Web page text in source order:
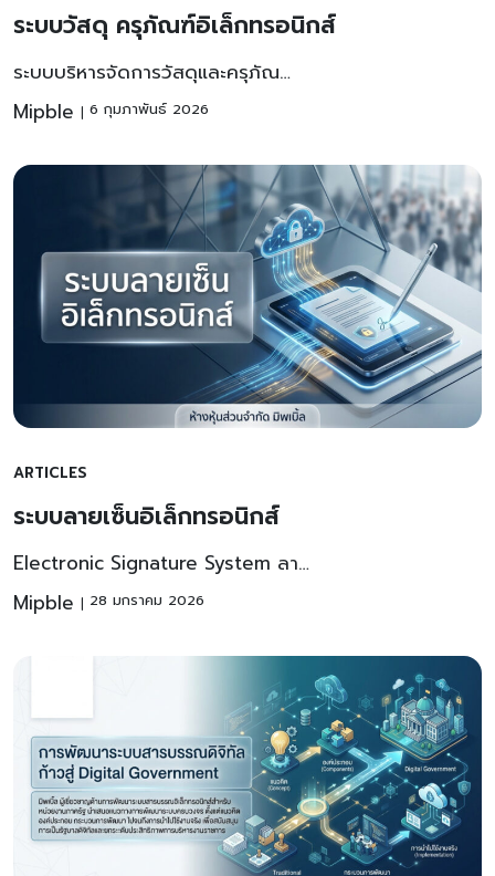
ระบบวัสดุ ครุภัณฑ์อิเล็กทรอนิกส์
ระบบบริหารจัดการวัสดุและครุภัณ…
Mipble
6 กุมภาพันธ์ 2026
ARTICLES
ระบบลายเซ็นอิเล็กทรอนิกส์
Electronic Signature System ลา…
Mipble
28 มกราคม 2026